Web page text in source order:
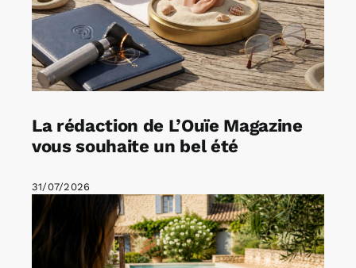
La rédaction de L’Ouïe Magazine
vous souhaite un bel été
31/07/2026